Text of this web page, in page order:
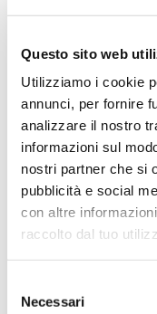
Questo sito web
Utilizziamo i cookie
annunci, per fornire
analizzare il nostro
informazioni sul
nostri partner che si
pubblicità e social
con altre
raccolto dal tuo
delNecessari
Visita il
La holding. I